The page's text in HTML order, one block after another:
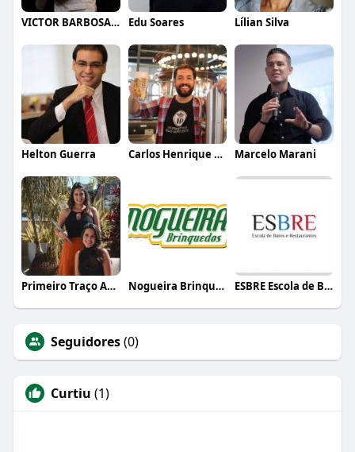
VICTOR BARBOSA QUARANTA Edu Soares Lílian Silva
Helton Guerra Carlos Henrique de Faria Vasconcelos Marcelo Marani
Primeiro Traço Arquitetura Nogueira Brinquedos ESBRE Escola de Bares e Restaurantes
Seguidores(0)
Curtiu (1)